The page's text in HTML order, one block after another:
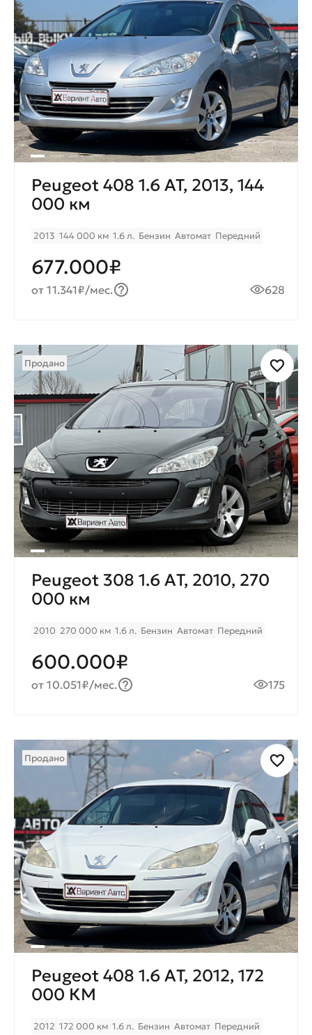
Peugeot 408 1.6 AT, 2013, 144
000 км
2013 144 000 км 1.6 л. Бензин Автомат Передний
677.000₽
от 11.341₽/мес. 628
Продано
Peugeot 308 1.6 AТ, 2010, 270
000 км
2010 270 000 км 1.6 л. Бензин Автомат Передний
600.000₽
от 10.051₽/мес. 175
Продано
Peugeot 408 1.6 АT, 2012, 172
000 КМ
2012 172 000 км 1.6 л. Бензин Автомат Передний